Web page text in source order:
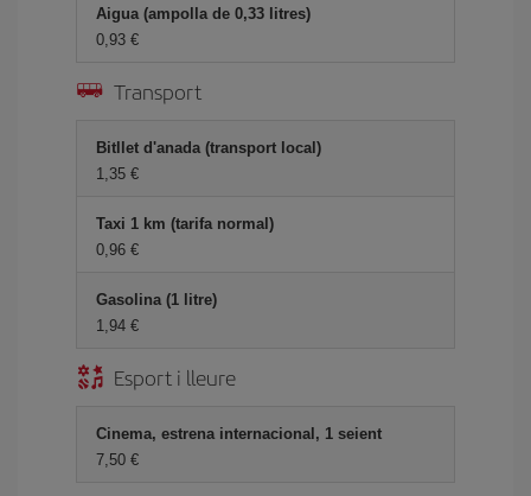
Aigua (ampolla de 0,33 litres)
0,93
Transport
Bitllet d'anada (transport local)
1,35
Taxi 1 km (tarifa normal)
0,96
Gasolina (1 litre)
1,94
Esport i lleure
Cinema, estrena internacional, 1 seient
7,50